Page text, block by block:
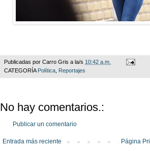
Publicadas por Carro Gris a la/s 10:42 a.m.
CATEGORÍA Política Reportajes
No hay comentarios.:
Publicar un comentario
Entrada más reciente
Página